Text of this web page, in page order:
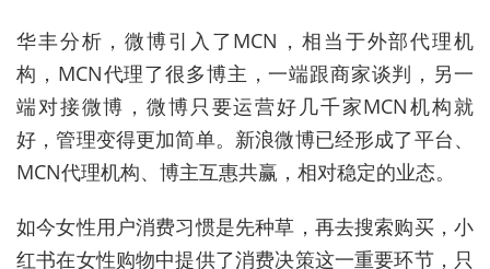
华丰分析，微博引入了MCN，相当于外部代理机
构，MCN代理了很多博主，一端跟商家谈判，另一
端对接微博，微博只要运营好几千家MCN机构就
好，管理变得更加简单。新浪微博已经形成了平台、
MCN代理机构、博主互惠共赢，相对稳定的业态。
如今女性用户消费习惯是先种草，再去搜索购买，小
红书在女性购物中提供了消费决策这一重要环节，只